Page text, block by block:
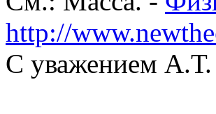
http://
С уважением